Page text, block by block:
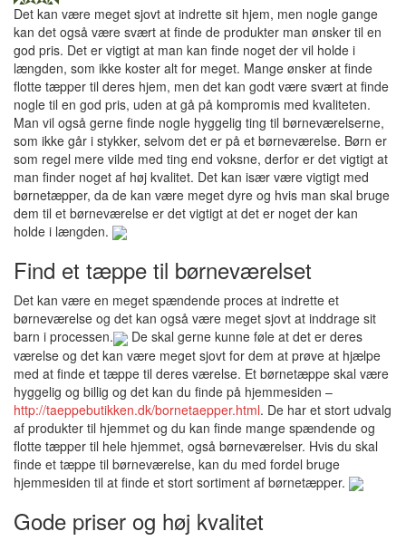
Det kan være meget sjovt at indrette sit hjem, men nogle gange
kan det også være svært at finde de produkter man ønsker til en
god pris. Det er vigtigt at man kan finde noget der vil holde i
længden, som ikke koster alt for meget. Mange ønsker at finde
flotte tæpper til deres hjem, men det kan godt være svært at finde
nogle til en god pris, uden at gå på kompromis med kvaliteten.
Man vil også gerne finde nogle hyggelig ting til børneværelserne,
som ikke går i stykker, selvom det er på et børneværelse. Børn er
som regel mere vilde med ting end voksne, derfor er det vigtigt at
man finder noget af høj kvalitet. Det kan især være vigtigt med
børnetæpper, da de kan være meget dyre og hvis man skal bruge
dem til et børneværelse er det vigtigt at det er noget der kan
holde i længden.
Find et tæppe til børneværelset
Det kan være en meget spændende proces at indrette et
børneværelse og det kan også være meget sjovt at inddrage sit
barn i processen.
De skal gerne kunne føle at det er deres
værelse og det kan være meget sjovt for dem at prøve at hjælpe
med at finde et tæppe til deres værelse. Et børnetæppe skal være
hyggelig og billig og det kan du finde på hjemmesiden –
http://taeppebutikken.dk/bornetaepper.html. De har et stort udvalg
af produkter til hjemmet og du kan finde mange spændende og
flotte tæpper til hele hjemmet, også børneværelser. Hvis du skal
finde et tæppe til børneværelse, kan du med fordel bruge
hjemmesiden til at finde et stort sortiment af børnetæpper.
Gode priser og høj kvalitet